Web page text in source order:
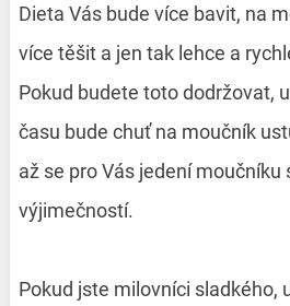
Dieta Vás bude více bavit, na
více těšit a jen tak lehce a
Pokud budete toto dodržovat,
času bude chuť na moučník
až se pro Vás jedení moučníku
výjimečností.
Pokud jste milovníci sladkého,